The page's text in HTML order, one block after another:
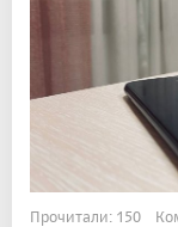
Прочитали: 150